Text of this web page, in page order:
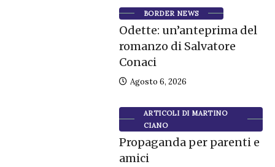
BORDER NEWS
Odette: un’anteprima del
romanzo di Salvatore
Conaci
Agosto 6, 2026
ARTICOLI DI MARTINO
CIANO
Propaganda per parenti e
amici